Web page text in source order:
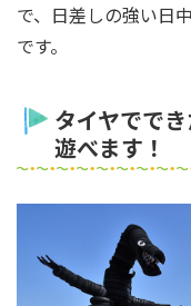
で、日差しの強い日
です。
タイヤでで
遊べます！